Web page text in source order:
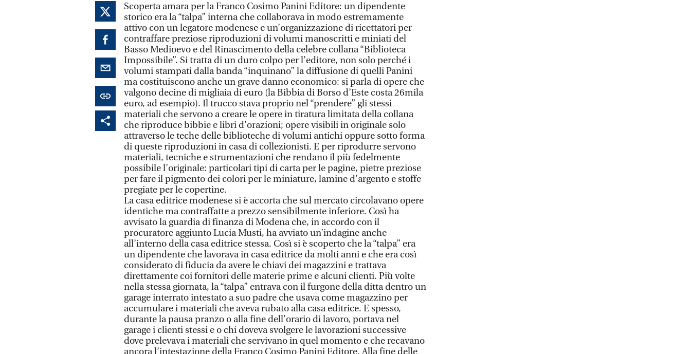
Scoperta amara per la Franco Cosimo Panini Editore: un dipendente
storico era la “talpa” interna che collaborava in modo estremamente
attivo con un legatore modenese e un’organizzazione di ricettatori per
contraffare preziose riproduzioni di volumi manoscritti e miniati del
Basso Medioevo e del Rinascimento della celebre collana “Biblioteca
Impossibile”. Si tratta di un duro colpo per l’editore, non solo perché i
volumi stampati dalla banda “inquinano” la diffusione di quelli Panini
ma costituiscono anche un grave danno economico: si parla di opere che
valgono decine di migliaia di euro (la Bibbia di Borso d’Este costa 26mila
euro, ad esempio). Il trucco stava proprio nel “prendere” gli stessi
materiali che servono a creare le opere in tiratura limitata della collana
che riproduce bibbie e libri d’orazioni; opere visibili in originale solo
attraverso le teche delle biblioteche di volumi antichi oppure sotto forma
di queste riproduzioni in casa di collezionisti. E per riprodurre servono
materiali, tecniche e strumentazioni che rendano il più fedelmente
possibile l’originale: particolari tipi di carta per le pagine, pietre preziose
per fare il pigmento dei colori per le miniature, lamine d’argento e stoffe
pregiate per le copertine.
La casa editrice modenese si è accorta che sul mercato circolavano opere
identiche ma contraffatte a prezzo sensibilmente inferiore. Così ha
avvisato la guardia di finanza di Modena che, in accordo con il
procuratore aggiunto Lucia Musti, ha avviato un’indagine anche
all’interno della casa editrice stessa. Così si è scoperto che la “talpa” era
un dipendente che lavorava in casa editrice da molti anni e che era così
considerato di fiducia da avere le chiavi dei magazzini e trattava
direttamente coi fornitori delle materie prime e alcuni clienti. Più volte
nella stessa giornata, la “talpa” entrava con il furgone della ditta dentro un
garage interrato intestato a suo padre che usava come magazzino per
accumulare i materiali che aveva rubato alla casa editrice. E spesso,
durante la pausa pranzo o alla fine dell’orario di lavoro, portava nel
garage i clienti stessi e o chi doveva svolgere le lavorazioni successive
dove prelevava i materiali che servivano in quel momento e che recavano
ancora l’intestazione della Franco Cosimo Panini Editore. Alla fine delle